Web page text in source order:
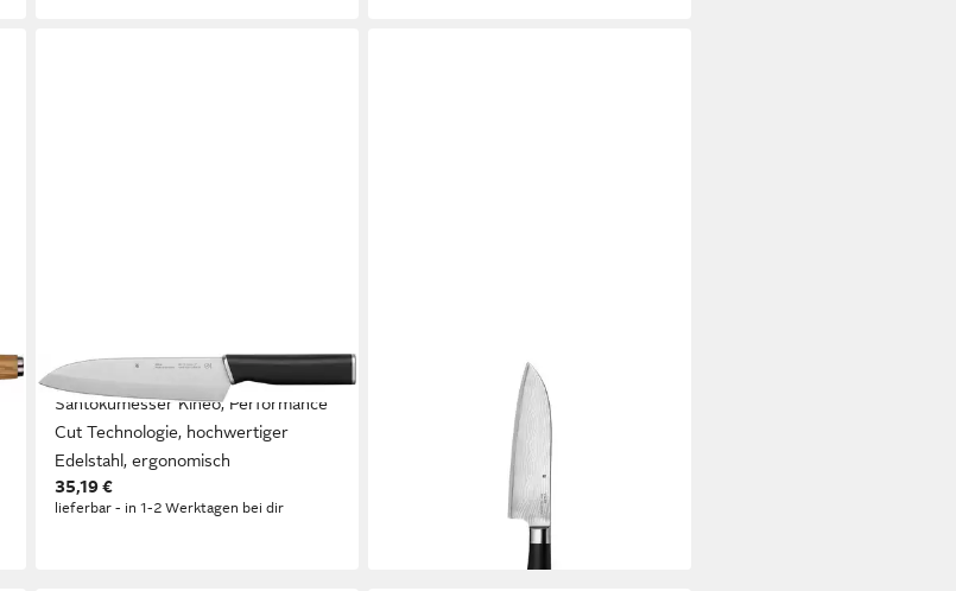
WMF
Santokumesser Kineo, Performance
Cut Technologie, hochwertiger
Edelstahl, ergonomisch
35,19 €
lieferbar - in 1-2 Werktagen bei dir
Santokumesser YARI, Länge 31 cm,
mit Damaszener-Maserung, Griff aus
Pakkaholz, Klingenstahl
179,99 €
lieferbar - in 2-3 Werktagen bei dir